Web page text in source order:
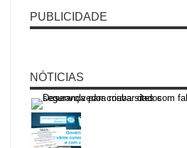
PUBLICIDADE
NÓTICIAS